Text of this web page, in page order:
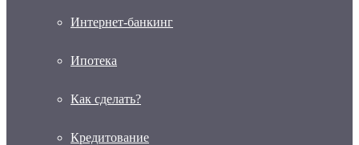
Интернет-банкинг
Ипотека
Как сделать?
Кредитование